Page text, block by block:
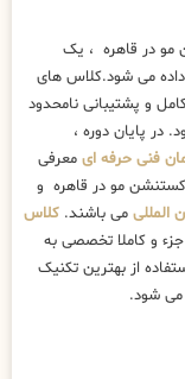
مو در قاهره و
المللیمی باشند.
و کاملا تخصصی به
از بهترین تکنیک
شود.
صحیح اکستنشن مو
و بصورت عملی انجام
مدل بروز